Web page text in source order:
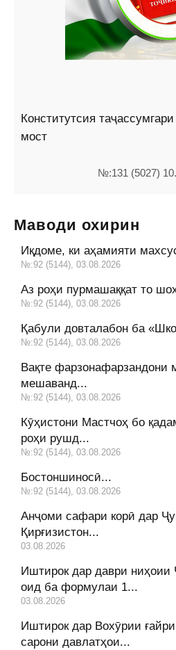
Конститутсия
мост
№:131 (5027)
Маводи охирин
Иқдоме, ки аҳамияти
№:92 (5144), 03.08.2026
Аз роҳи пурмашаққат то
№:92 (5144), 03.08.2026
Қабули довталабон ба
№:92 (5144), 03.08.2026
Вақте фарзонафарзандони
мешаванд...
№:92 (5144), 03.08.2026
Кӯҳистони Мастчоҳ бо
роҳи рушд...
№:92 (5144), 03.08.2026
Бостоншиносӣ...
№:92 (5144), 03.08.2026
Анҷоми сафари корӣ дар
Қирғизистон...
03.08.2026
Иштирок дар даври ниҳоии
оид ба формулаи 1...
03.08.2026
Иштирок дар Вохӯрии
сарони давлатҳои...